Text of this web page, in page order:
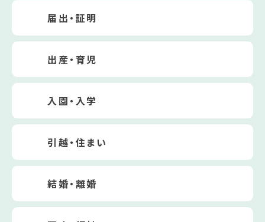
届出・証明
出産・育児
入園・入学
引越・住まい
結婚・離婚